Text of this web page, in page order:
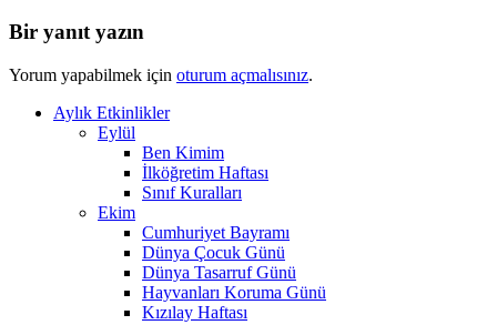
Bir yanıt yazın
Yorum yapabilmek için oturum açmalısınız.
Aylık Etkinlikler
Eylül
Ben Kimim
İlköğretim Haftası
Sınıf Kuralları
Ekim
Cumhuriyet Bayramı
Dünya Çocuk Günü
Dünya Tasarruf Günü
Hayvanları Koruma Günü
Kızılay Haftası